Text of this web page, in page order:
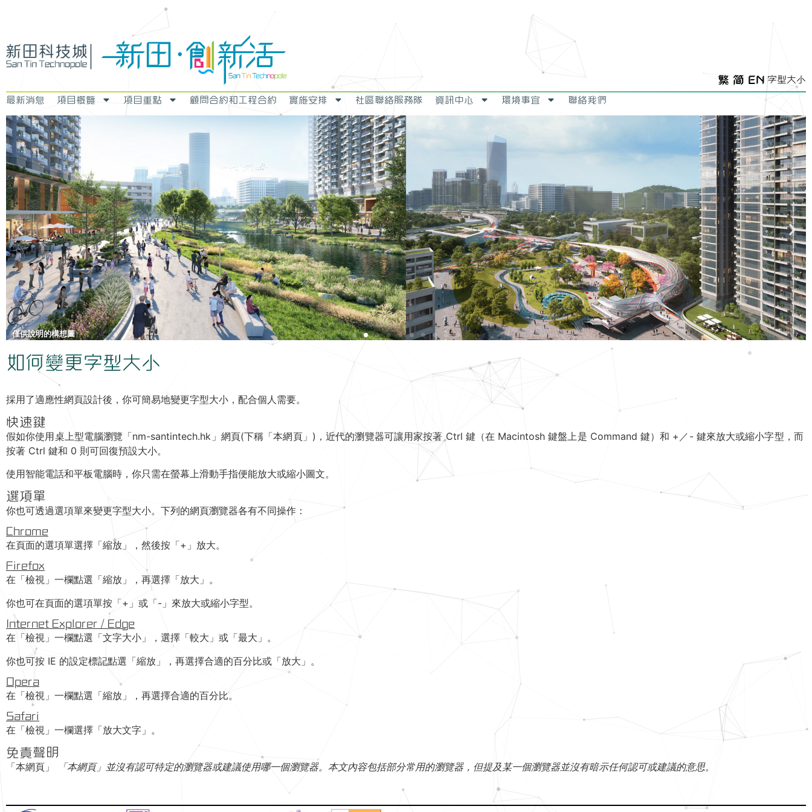
繁 简 EN 字型大小
最新消息
項目概覽 項目重點 顧問合約和工程合約 實施安排 社區聯絡服務隊 資訊中心 環境事宜 聯絡我們
僅供說明的構想圖
如何變更字型大小
採用了適應性網頁設計後，你可簡易地變更字型大小，配合個人需要。
快速鍵
假如你使用桌上型電腦瀏覽「nm-santintech.hk」網頁(下稱「本網頁」)，近代的瀏覽器可讓用家按著 Ctrl 鍵（在 Macintosh 鍵盤上是 Command 鍵）和 +／- 鍵來放大或縮小字型，而
按著 Ctrl 鍵和 0 則可回復預設大小。
使用智能電話和平板電腦時，你只需在螢幕上滑動手指便能放大或縮小圖文。
選項單
你也可透過選項單來變更字型大小。下列的網頁瀏覽器各有不同操作：
Chrome
在頁面的選項單選擇「縮放」，然後按「+」放大。
Firefox
在「檢視」一欄點選「縮放」，再選擇「放大」。
你也可在頁面的選項單按「+」或「-」來放大或縮小字型。
Internet Explorer / Edge
在「檢視」一欄點選「文字大小」，選擇「較大」或「最大」。
你也可按 IE 的設定標記點選「縮放」，再選擇合適的百分比或「放大」。
Opera
在「檢視」一欄點選「縮放」，再選擇合適的百分比。
Safari
在「檢視」一欄選擇「放大文字」。
免責聲明
「本網頁」 「本網頁」並沒有認可特定的瀏覽器或建議使用哪一個瀏覽器。本文內容包括部分常用的瀏覽器，但提及某一個瀏覽器並沒有暗示任何認可或建議的意思。